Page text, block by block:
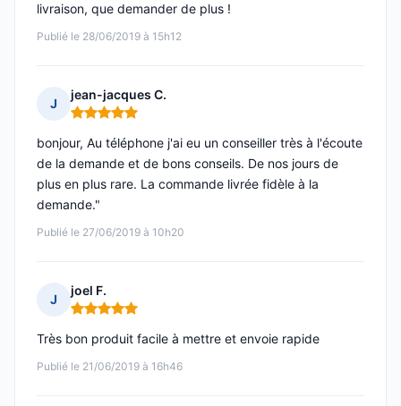
Publié le 28/06/2019 à 15h12
livraison, que demander de plus !
J
jean-jacques C.
Note : 5 sur 5
Publié le 27/06/2019 à 10h20
bonjour, Au téléphone j'ai eu un conseiller très à l'écoute
de la demande et de bons conseils. De nos jours de
plus en plus rare. La commande livrée fidèle à la
demande."
J
joel F.
Note : 5 sur 5
Publié le 21/06/2019 à 16h46
Très bon produit facile à mettre et envoie rapide